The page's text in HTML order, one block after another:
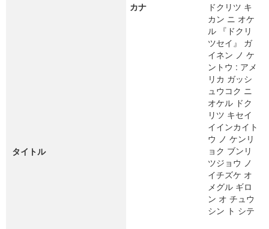
タイトル
カナ
ドクリツ キ
カン ニ オケ
ル 『ドクリ
ツセイ』 ガ
イネン ノ ケ
ントウ : アメ
リカ ガッシ
ュウコク ニ
オケル ドク
リツ キセイ
イインカイト
ウ ノ ケンリ
ョク ブンリ
ツジョウ ノ
イチズケ オ
メグル ギロ
ン オ チュウ
シン ト シテ